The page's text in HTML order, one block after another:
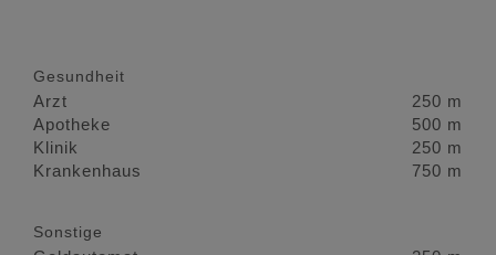
Gesundheit
Arzt
250 m
Apotheke
500 m
Klinik
250 m
Krankenhaus
750 m
Sonstige